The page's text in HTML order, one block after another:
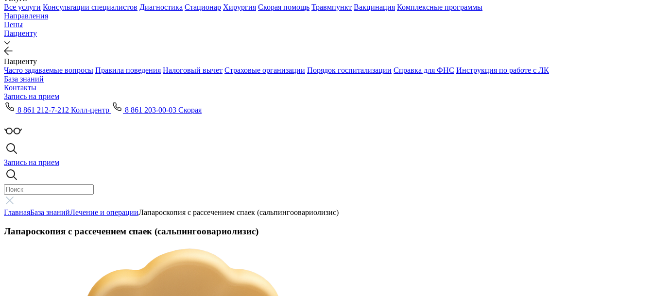
Все услуги Консультации специалистов Диагностика Стационар Хирургия Скорая помощь Травмпункт Вакцинация Комплексные программы
Направления
Цены
Пациенту
Пациенту
Часто задаваемые вопросы Правила поведения Налоговый вычет Страховые организации Порядок госпитализации Справка для ФНС Инструкция по работе с ЛК
База знаний
Контакты
Запись на прием
8 861 212-7-212 Колл-центр
8 861 203-00-03 Скорая
Запись на прием
ГлавнаяБаза знанийЛечение и операцииЛапароскопия с рассечением спаек (сальпингоовариолизис)
Лапароскопия с рассечением спаек (сальпингоовариолизис)